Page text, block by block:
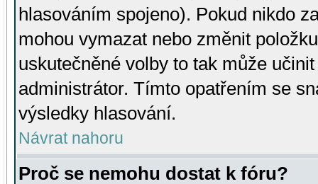
hlasováním spojeno). Pokud nikdo
mohou vymazat nebo změnit
uskutečněné volby to tak může
administrátor. Tímto opatřením se
výsledky hlasování.
Návrat nahoru
Proč se nemohu dostat k fóru?